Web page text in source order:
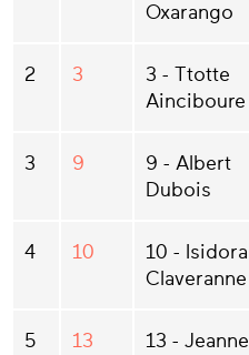
Oxarango
2 3
3 - Ttotte
Ainciboure
3 9
9 - Albert
Dubois
4 10
10 - Isidora
Claveranne
5 13
13 - Jeanne